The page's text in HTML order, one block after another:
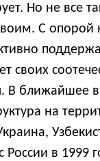
Но не все
С
своих
ближайшее
на
в 1999